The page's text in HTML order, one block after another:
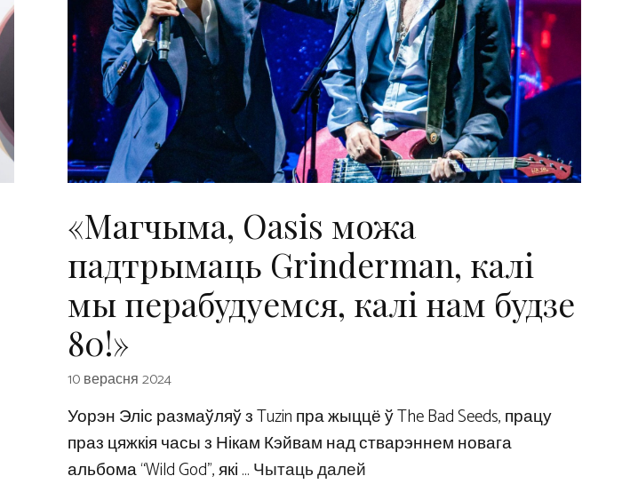
«Магчыма, Oasis можа
падтрымаць Grinderman, калі
мы перабудуемся, калі нам будзе
80!»
10 верасня 2024
Уорэн Эліс размаўляў з Tuzin пра жыццё ў The Bad Seeds, працу
праз цяжкія часы з Нікам Кэйвам над стварэннем новага
альбома “Wild God”, які …Чытаць далей